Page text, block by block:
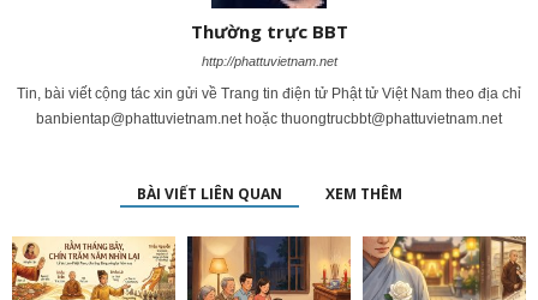
Thường trực BBT
http://phattuvietnam.net
Tin, bài viết cộng tác xin gửi về Trang tin điện tử Phật tử Việt Nam theo địa chỉ
banbientap@phattuvietnam.nethoặc thuongtrucbbt@phattuvietnam.net
BÀI VIẾT LIÊN QUAN XEM THÊM